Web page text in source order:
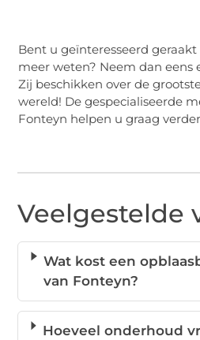
Bent u geïnteresseerd
meer weten? Neem dan eens
Zij beschikken over de
wereld! De gespecialiseerde
Fonteyn helpen u graag
Veelgestelde
Wat kost een
van Fonteyn?
Hoeveel onderhoud